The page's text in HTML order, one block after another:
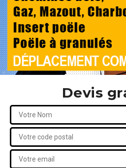
Devis